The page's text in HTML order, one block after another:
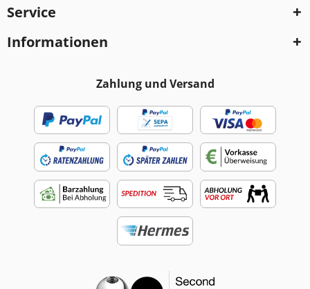
Service
Informationen
Zahlung und Versand